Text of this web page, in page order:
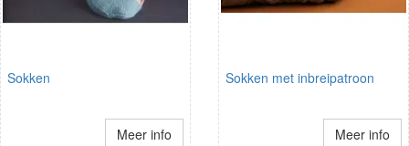
Sokken
Meer info
Sokken met inbreipatroon
Meer info